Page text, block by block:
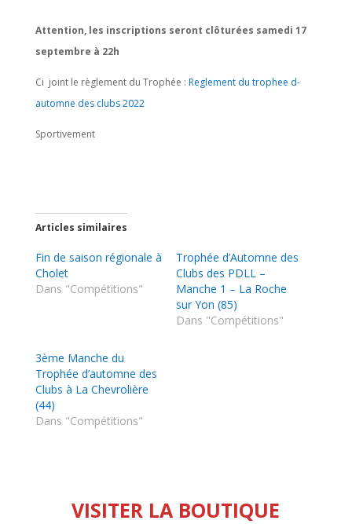
Attention, les inscriptions seront clôturées samedi 17
septembre à 22h
Ci joint le règlement du Trophée : Reglement du trophee d-
automne des clubs 2022
Sportivement
Articles similaires
Fin de saison régionale à
Cholet
Dans "Compétitions"
Trophée d’Automne des
Clubs des PDLL –
Manche 1 – La Roche
sur Yon (85)
Dans "Compétitions"
3ème Manche du
Trophée d’automne des
Clubs à La Chevrolière
(44)
Dans "Compétitions"
VISITER LA BOUTIQUE